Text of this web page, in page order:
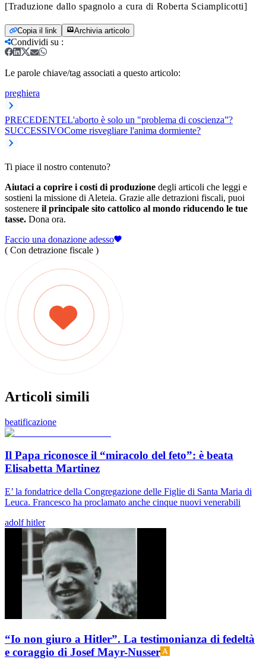
[Traduzione dallo spagnolo a cura di Roberta Sciamplicotti]
Copia il link Archivia articolo
Condividi su :
Le parole chiave/tag associati a questo articolo:
preghiera
PRECEDENTEL'aborto è solo un "problema di coscienza”?
SUCCESSIVOCome risvegliare l'anima dormiente?
Ti piace il nostro contenuto?
Aiutaci a coprire i costi di produzione degli articoli che leggi e
sostieni la missione di Aleteia. Grazie alle detrazioni fiscali, puoi
sostenere il principale sito cattolico al mondo riducendo le tue
tasse. Dona ora.
Faccio una donazione adesso
( Con detrazione fiscale )
Articoli simili
beatificazione
Il Papa riconosce il “miracolo del feto”: è beata
Elisabetta Martinez
E’ la fondatrice della Congregazione delle Figlie di Santa Maria di
Leuca. Francesco ha proclamato anche cinque nuovi venerabili
adolf hitler
“Io non giuro a Hitler”. La testimonianza di fedeltà
e coraggio di Josef Mayr-Nusser